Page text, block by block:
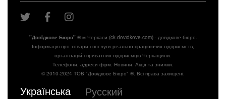
"Довiдкове Бюро"® м Черкаси (ck.dovidkove.com) - довідкове бюро.
Інформація про товари і послуги реально працюючих підприємств,
організацій і приватних підприємців Черкащини.
Телефони, адреси фірм. Новини. Акції та знижки.
© 2010-2024 ТОВ "Довідкове Бюро" ®. Всі права захищені.
Українська Русский